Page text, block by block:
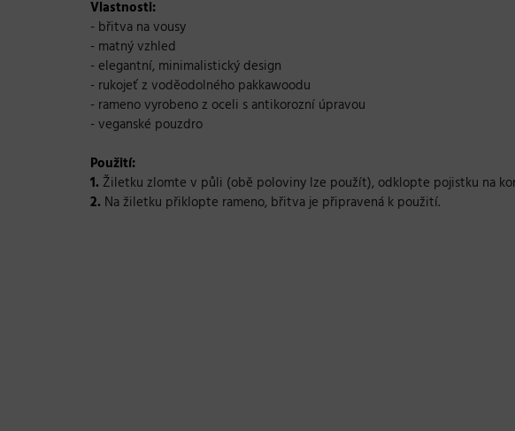
Vlastnosti:
- břitva na vousy
- matný vzhled
- elegantní, minimalistický design
- rukojeť z voděodolného pakkawoodu
- rameno vyrobeno z oceli s antikorozní úpravou
- veganské pouzdro
Použití:
1. Žiletku zlomte v půli (obě poloviny lze použít), odklopte pojistku na
2. Na žiletku přiklopte rameno, břitva je připravená k použití.